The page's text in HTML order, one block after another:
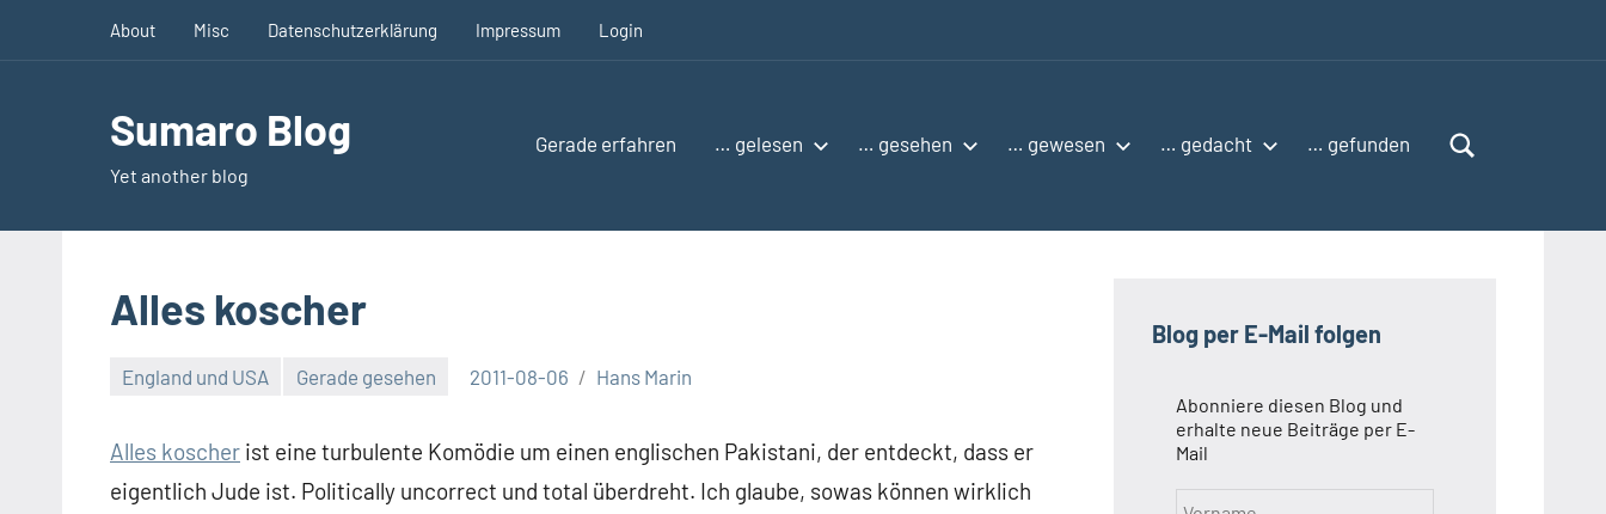
About Misc Datenschutzerklärung Impressum Login
Sumaro Blog
Yet another blog
Gerade erfahren … gelesen … gesehen … gewesen … gedacht … gefunden
Alles koscher
England und USA Gerade gesehen 2011-08-06 Hans Marin
Keine
Alles koscher ist eine turbulente Komödie um einen englischen Pakistani, der entdeckt, dass er
eigentlich Jude ist. Politically uncorrect und total überdreht. Ich glaube, sowas können wirklich
Blog per E-Mail folgen
Abonniere diesen Blog und
erhalte neue Beiträge per E-
Mail